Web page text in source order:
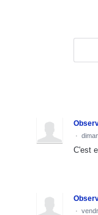
·
C'est
·